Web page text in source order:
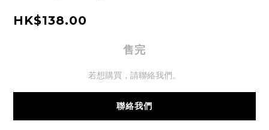
HK$138.00
售完
若想購買，請聯絡我們。
聯絡我們